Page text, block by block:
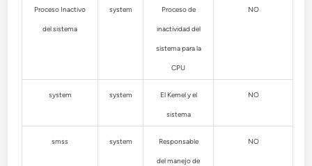
Proceso Inactivo
del sistema
system Proceso de
inactividad del
sistema para la
CPU
NO
system system El Kernel y el
sistema
NO
smss system Responsable
del manejo de
NO